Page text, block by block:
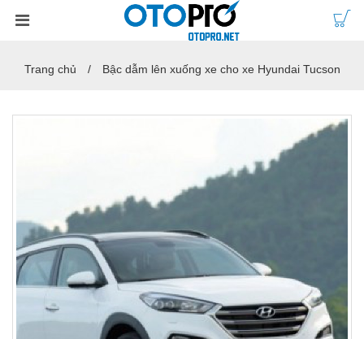
Trang chủ Bậc dẫm lên xuống xe cho xe Hyundai Tucson